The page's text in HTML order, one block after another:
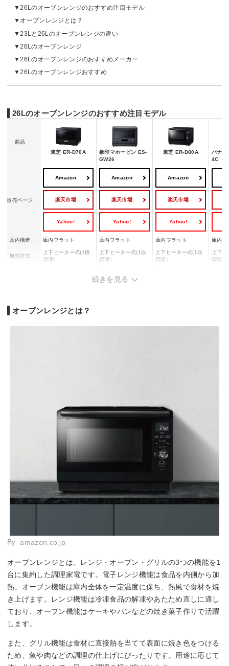
26Lのオーブンレンジのおすすめ注目モデル
オーブンレンジとは？
23Lと26Lのオーブンレンジの違い
26Lのオーブンレンジ
26Lのオーブンレンジのおすすめメーカー
26Lのオーブンレンジおすすめ
26Lのオーブンレンジのおすすめ注目モデル
商品
東芝 ER-D70A
象印マホービン ES-
GW26
東芝 ER-D80A
パナソ
4C
販売ページ
Amazon
楽天市場
Yahoo!
Amazon
楽天市場
Yahoo!
Amazon
楽天市場
Yahoo!
庫内構造 庫内フラット 庫内フラット 庫内フラット 庫内フ
加熱方式
上下ヒーター式(1段
調理)
上下ヒーター式(1段
調理)
上下ヒーター式(1段
調理)
上下
調理)
250 ℃
自動お手入れ -
幅480x高さ350x奥
幅480x高さ350x奥
続きを見る
オーブンレンジとは？
By:amazon.co.jp
オーブンレンジとは、レンジ・オーブン・グリルの3つの機能を1
台に集約した調理家電です。電子レンジ機能は食品を内側から加
熱。オーブン機能は庫内全体を一定温度に保ち、熱風で食材を焼
き上げます。レンジ機能は冷凍食品の解凍やあたため直しに適し
ており、オーブン機能はケーキやパンなどの焼き菓子作りで活躍
します。
また、グリル機能は食材に直接熱を当てて表面に焼き色をつける
ため、魚や肉などの調理の仕上げにぴったりです。用途に応じて